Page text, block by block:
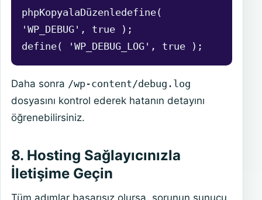
phpKopyalaDüzenledefine(
'WP_DEBUG', true );
Daha sonra /wp-content/debug.log
dosyasını kontrol ederek hatanın detayını
öğrenebilirsiniz.
8. Hosting Sağlayıcınızla
İletişime Geçin